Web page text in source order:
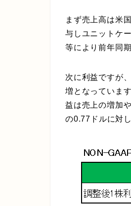
まず売上高は米
与しユニットケ
等により前年同
次に利益ですが
増となっていま
益は売上の増加
の0.77ドルに対